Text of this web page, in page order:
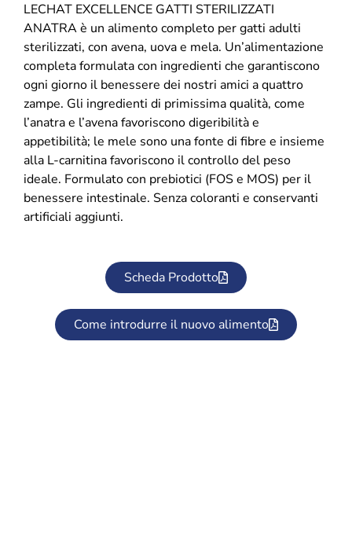
LECHAT EXCELLENCE GATTI STERILIZZATI
ANATRA è un alimento completo per gatti adulti
sterilizzati, con avena, uova e mela. Un’alimentazione
completa formulata con ingredienti che garantiscono
ogni giorno il benessere dei nostri amici a quattro
zampe. Gli ingredienti di primissima qualità, come
l’anatra e l’avena favoriscono digeribilità e
appetibilità; le mele sono una fonte di fibre e insieme
alla L-carnitina favoriscono il controllo del peso
ideale. Formulato con prebiotici (FOS e MOS) per il
benessere intestinale. Senza coloranti e conservanti
artificiali aggiunti.
Scheda Prodotto
Come introdurre il nuovo alimento